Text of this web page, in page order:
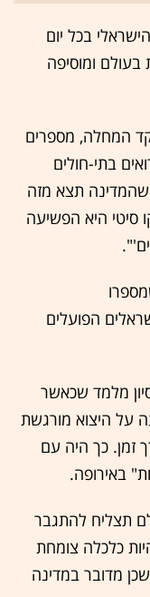
בכל יום
ומוסיפה
המחלה, מספרים
בתי-חולים
תצא מזה
סיטי היא הפשיעה
ישראלים הפועלים
מלמד שכאשר
על היצוא מורגשת
זמן. כך היה עם
באירופה.
תצליח להתגבר
כלכלה צומחת
מדובר במדינה